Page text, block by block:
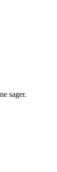
sager.